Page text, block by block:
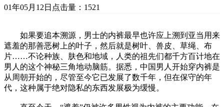
01年05月12日 点击量：1521
如果要追本溯源，男士的内裤最早也许应上溯到亚当用来
遮羞的那善恶树上的叶子，然后就是树叶、兽皮、草绳、布
片……不论种族、肤色和地域，人类的祖先们都千方百计地在
男人的这个神秘三角地动脑筋。据悉，中国男人开始穿内裤是
从周朝开始的，尽管至今它已发展了数千年，但在保守的年
代，这种属于绝对隐私的东西发展极为缓慢。